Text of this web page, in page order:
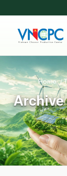
Home /